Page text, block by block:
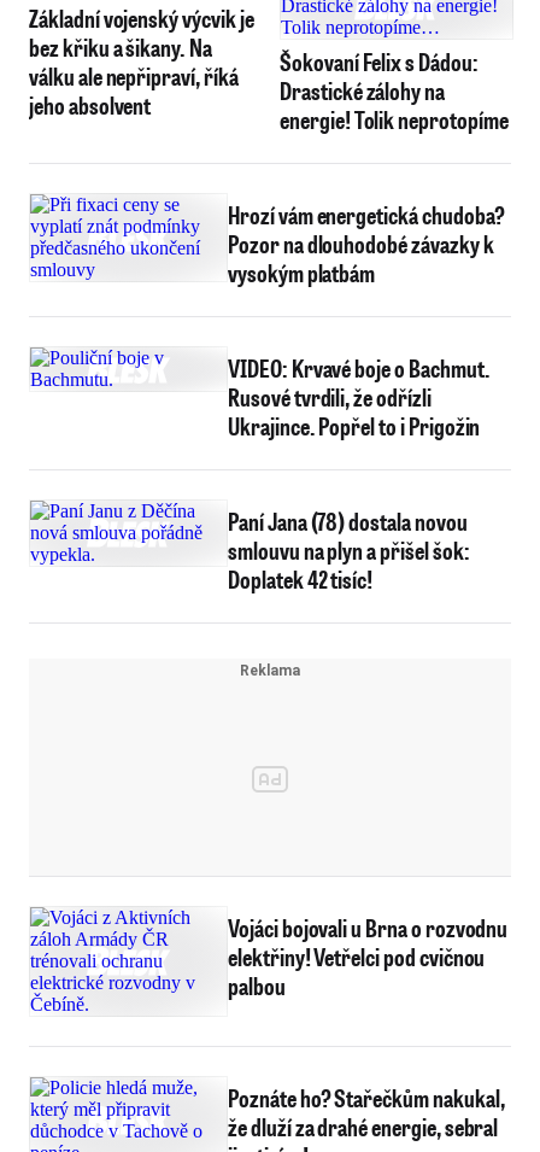
Základní vojenský výcvik je
bez křiku a šikany. Na
válku ale nepřipraví, říká
jeho absolvent
Šokovaní Felix s Dádou:
Drastické zálohy na
energie! Tolik neprotopíme
Hrozí vám energetická chudoba?
Pozor na dlouhodobé závazky k
vysokým platbám
VIDEO: Krvavé boje o Bachmut.
Rusové tvrdili, že odřízli
Ukrajince. Popřel to i Prigožin
Paní Jana (78) dostala novou
smlouvu na plyn a přišel šok:
Doplatek 42 tisíc!
Vojáci bojovali u Brna o rozvodnu
elektřiny! Vetřelci pod cvičnou
palbou
Poznáte ho? Stařečkům nakukal,
že dluží za drahé energie, sebral